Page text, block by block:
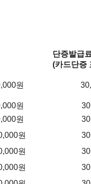
단증발급료
(카드단증
원
원
원
원
원
원